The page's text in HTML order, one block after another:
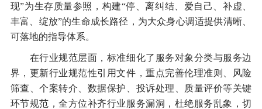
现”为生存质量参照，构建“停、离纠结、爱自己、补虚、
丰富、绽放”的生命成长路径，为大众身心调适提供清晰、
可落地的指导体系。
在行业规范层面，标准细化了服务对象分类与服务边
界，更新行业规范性引用文件，重点完善伦理准则、风险
筛查、个案转介、数据保护、投诉处理、质量评价等关键
环节规范，全方位补齐行业服务漏洞，杜绝服务乱象，切